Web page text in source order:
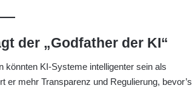
der „Godfather der KI“
könnten KI-Systeme intelligenter sein als
er mehr Transparenz und Regulierung, bevor’s